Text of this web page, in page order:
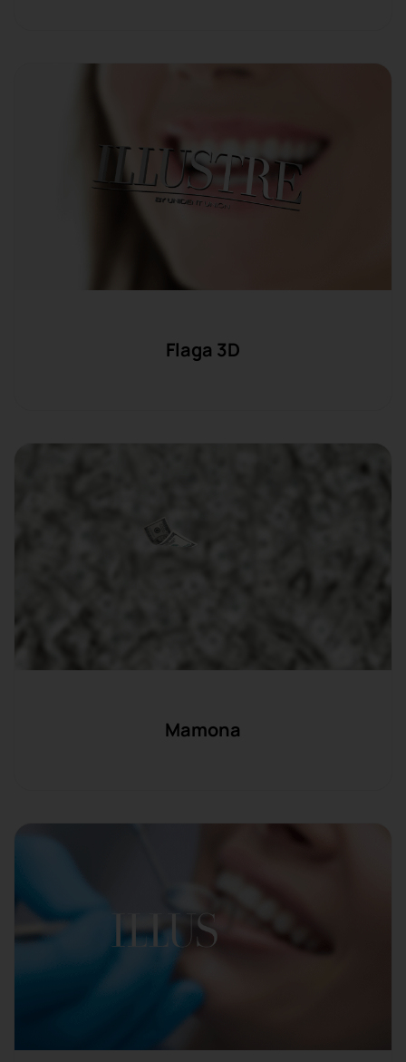
Flaga 3D
Mamona